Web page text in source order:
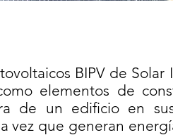
BIPV de Solar
elementos de
de un edificio en
vez que generan